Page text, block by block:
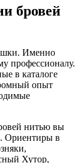
бровей
Именно
профессионалу.
в каталоге
опыт
нитью вы
Ориентиры в
Хутор,